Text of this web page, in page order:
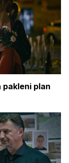
pakleni plan